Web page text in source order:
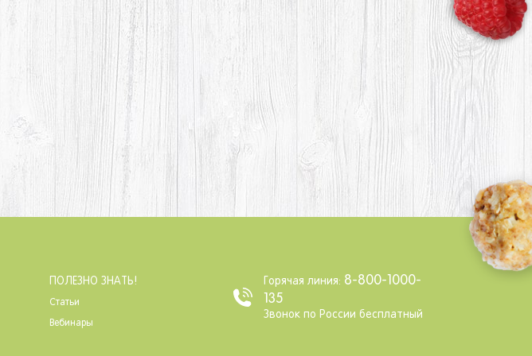
ПОЛЕЗНО ЗНАТЬ!
Статьи
Вебинары
Горячая линия: 8-800-1000-
135
Звонок по России бесплатный